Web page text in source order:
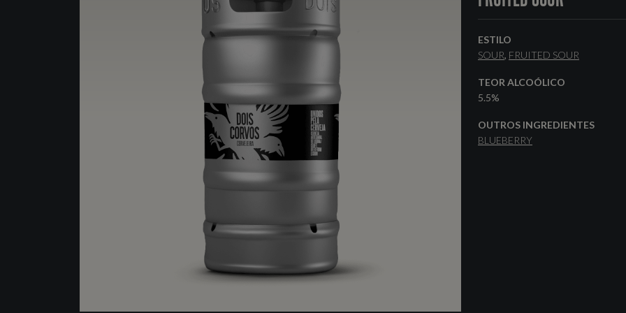
ESTILO
SOUR FRUITED SOUR
TEOR ALCOÓLICO
5.5%
OUTROS INGREDIENTES
BLUEBERRY